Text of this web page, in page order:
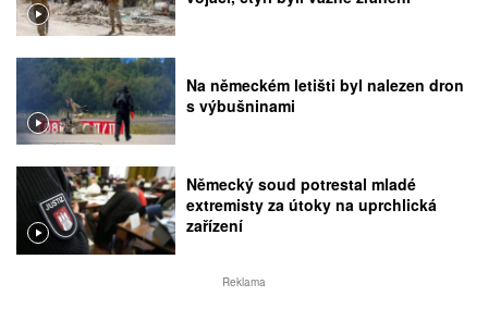
Na německém letišti byl nalezen dron
s výbušninami
Německý soud potrestal mladé
extremisty za útoky na uprchlická
zařízení
Reklama